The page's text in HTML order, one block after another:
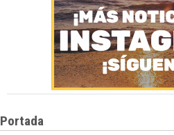
Portada